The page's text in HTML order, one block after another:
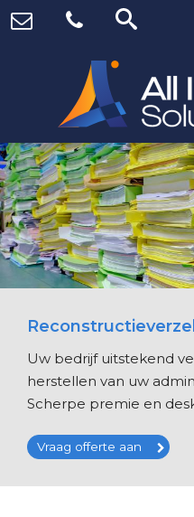
Uw bedrijf uitstekend
herstellen van uw
Scherpe premie en
Vraag offerte aan